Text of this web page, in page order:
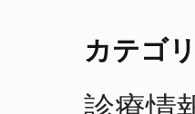
カテゴ